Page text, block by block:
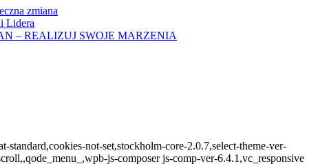
zmiana
Lidera
– REALIZUJ SWOJE MARZENIA
not-set,stockholm-core-2.0.7,select-theme-ver-
js-composer js-comp-ver-6.4.1,vc_responsive